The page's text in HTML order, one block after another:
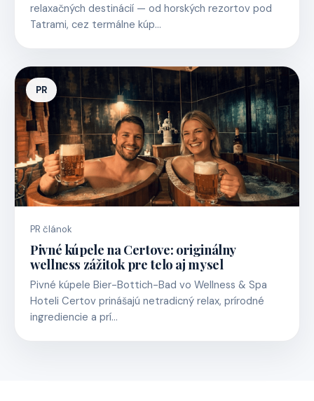
relaxačných destinácií — od horských rezortov pod
Tatrami, cez termálne kúp…
PR
PR článok
Pivné kúpele na Certove: originálny
wellness zážitok pre telo aj mysel
Pivné kúpele Bier-Bottich-Bad vo Wellness & Spa
Hoteli Certov prinášajú netradicný relax, prírodné
ingrediencie a prí…